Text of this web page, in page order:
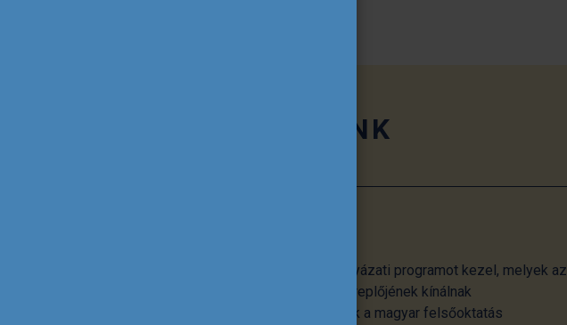
TEVÉKENYSÉGÜNK
A Tempus Közalapítvány számos pályázati programot kezel, melyek az
oktatás és képzés minden hazai szereplőjének kínálnak
lehetőségeket, emellett hozzájárulnak a magyar felsőoktatás